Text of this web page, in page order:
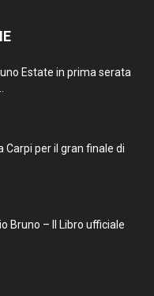
Estate in prima serata
Carpi per il gran finale di
Bruno – Il Libro ufficiale